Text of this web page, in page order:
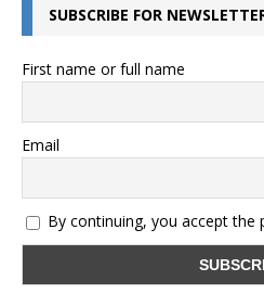
SUBSCRIBE FOR
First name or full name
Email
By continuing, you accept the